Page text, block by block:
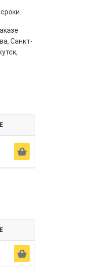
Санкт-
Ä
Ä